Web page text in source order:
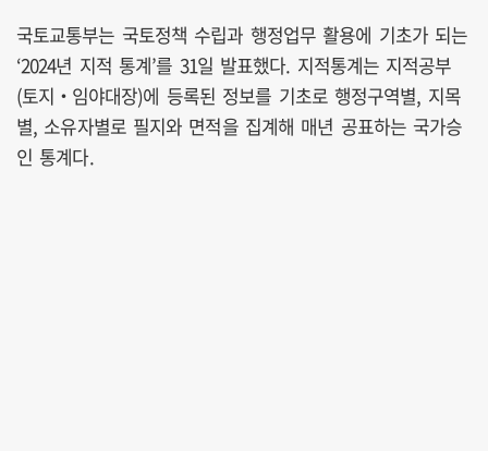
국토교통부는 국토정책 수립과 행정업무 활용에 기초가 되는
‘2024년 지적 통계’를 31일 발표했다. 지적통계는 지적공부
(토지‧임야대장)에 등록된 정보를 기초로 행정구역별, 지목
별, 소유자별로 필지와 면적을 집계해 매년 공표하는 국가승
인 통계다.